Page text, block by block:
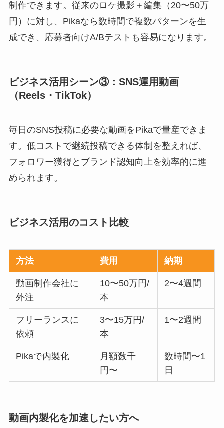
制作できます。従来のロケ撮影＋編集（20〜50万
円）に対し、Pikaなら数時間で複数パターンを生
成でき、応募者向けA/Bテストも容易になります。
ビジネス活用シーン③：SNS運用動画
（Reels・TikTok）
毎日のSNS投稿に必要な動画をPikaで量産できま
す。低コストで継続投稿できる体制を整えれば、
フォロワー獲得とブランド認知向上を効率的に進
められます。
ビジネス活用のコスト比較
方法 費用 納期
動画制作会社に
外注
10〜50万円/
本
2〜4週間
フリーランスに
依頼
3〜15万円/
本
1〜2週間
Pikaで内製化
月額数千
円〜
数時間〜1
日
動画内製化を加速したい方へ